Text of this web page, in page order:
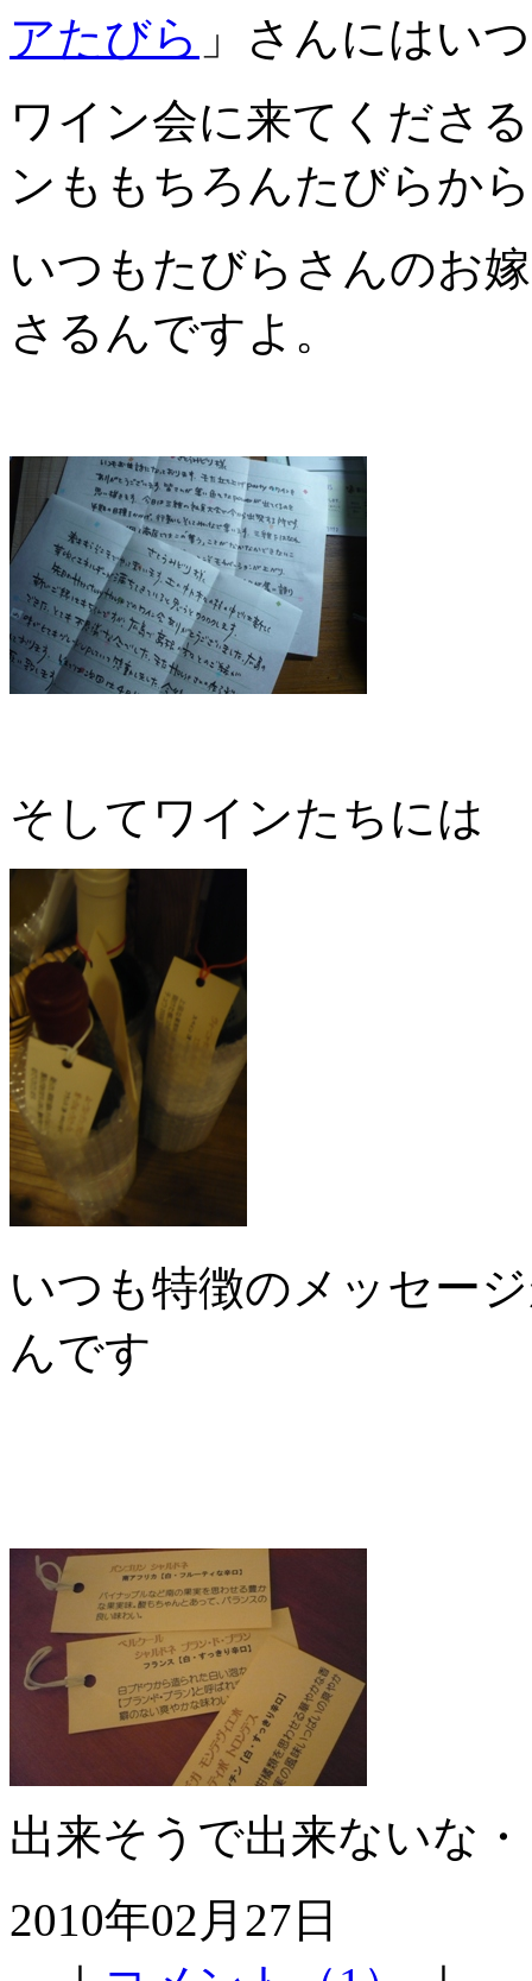
アたびら 」さんにはい
ワイン会に来てくださ
ンももちろんたびらか
いつもたびらさんのお
さるんですよ。
そしてワインたちには
いつも特徴のメッセー
んです
出来そうで出来ないな
2010年02月27日